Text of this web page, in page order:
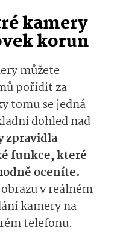
kamery
korun
můžete
pořídit za
tomu se jedná
dohled nad
zpravidla
funkce, které
oceníte.
v reálném
kamery na
telefonu.